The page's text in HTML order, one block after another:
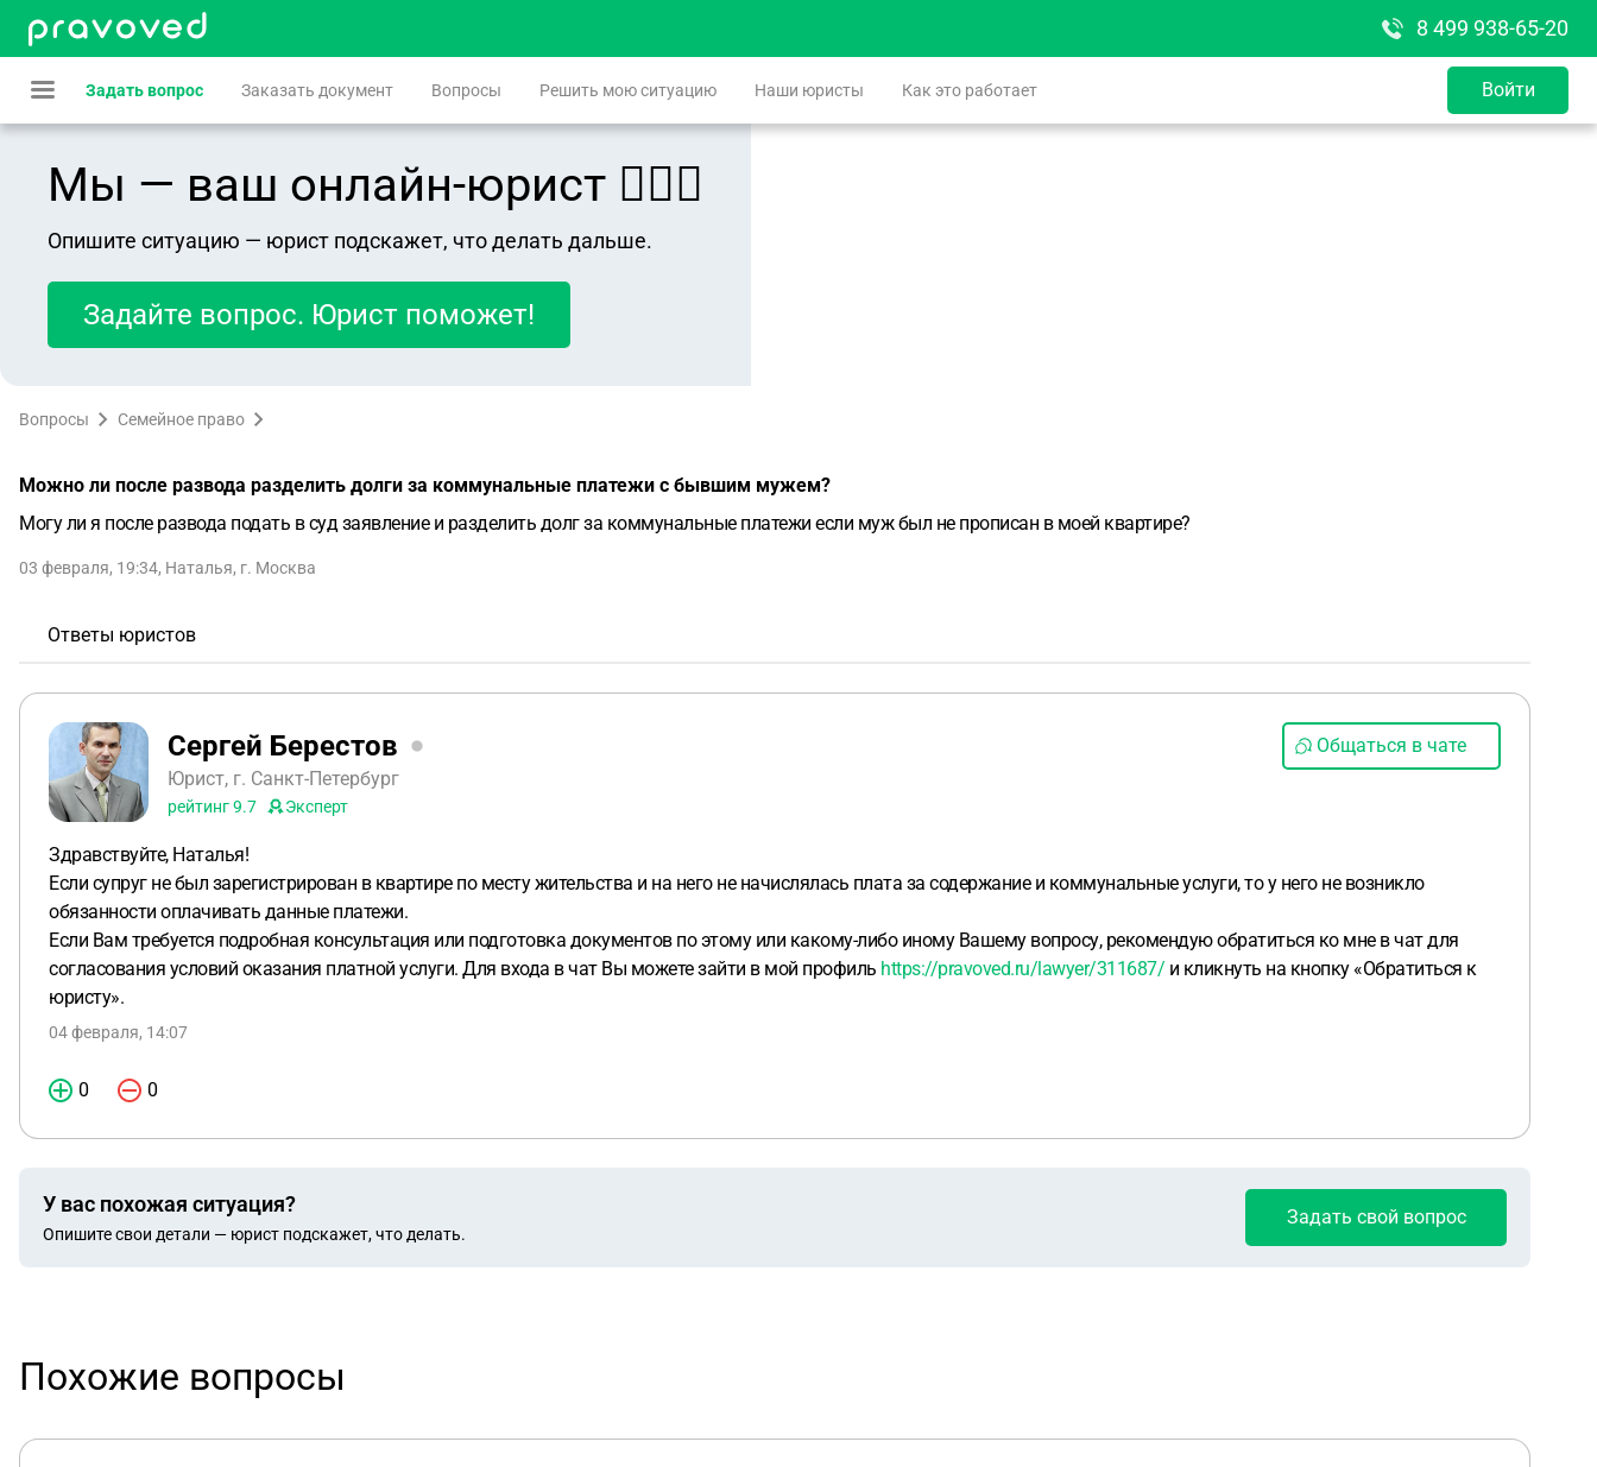
8 499 938-65-20
Задать вопрос Заказать документ Вопросы Решить мою ситуацию Наши юристы Как это работает Войти
Мы — ваш онлайн-юрист 👨🏻‍⚖️
Опишите ситуацию — юрист подскажет, что делать дальше.
Задайте вопрос. Юрист поможет!
Вопросы Семейное право
Можно ли после развода разделить долги за коммунальные платежи с бывшим мужем?
Могу ли я после развода подать в суд заявление и разделить долг за коммунальные платежи если муж был не прописан в моей квартире?
03 февраля, 19:34, Наталья, г. Москва
Ответы юристов
Сергей Берестов
Юрист, г. Санкт-Петербург
рейтинг9.7 Эксперт
Общаться в чате
Здравствуйте, Наталья!
Если супруг не был зарегистрирован в квартире по месту жительства и на него не начислялась плата за содержание и коммунальные услуги, то у него не возникло
обязанности оплачивать данные платежи.
Если Вам требуется подробная консультация или подготовка документов по этому или какому-либо иному Вашему вопросу, рекомендую обратиться ко мне в чат для
согласования условий оказания платной услуги. Для входа в чат Вы можете зайти в мой профиль https://pravoved.ru/lawyer/311687/ и кликнуть на кнопку «Обратиться к
юристу».
04 февраля, 14:07
0 0
У вас похожая ситуация?
Опишите свои детали — юрист подскажет, что делать.
Задать свой вопрос
Похожие вопросы